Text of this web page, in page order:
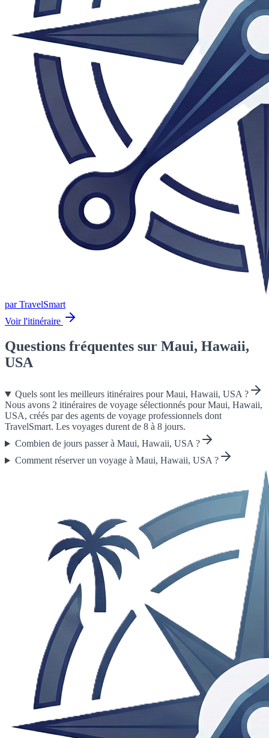
par TravelSmart
Voir l'itinéraire
Questions fréquentes sur Maui, Hawaii,
USA
Quels sont les meilleurs itinéraires pour Maui, Hawaii, USA ?
Nous avons 2 itinéraires de voyage sélectionnés pour Maui, Hawaii,
USA, créés par des agents de voyage professionnels dont
TravelSmart. Les voyages durent de 8 à 8 jours.
Combien de jours passer à Maui, Hawaii, USA ?
Comment réserver un voyage à Maui, Hawaii, USA ?